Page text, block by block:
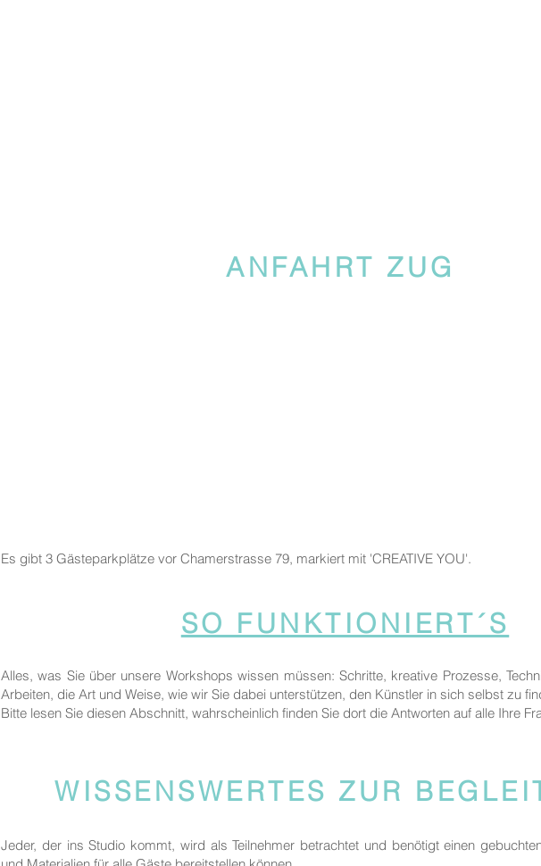
ANFAHRT ZUG
Es gibt 3 Gästeparkplätze vor Chamerstrasse 79, markiert mit 'CREATIVE YOU'.
SO FUNKTIONIERT´S
Alles, was Sie über unsere Workshops wissen müssen: Schritte, kreative Prozesse,
Arbeiten, die Art und Weise, wie wir Sie dabei unterstützen, den Künstler in sich selbst zu
Bitte lesen Sie diesen Abschnitt, wahrscheinlich finden Sie dort die Antworten auf alle Ihre
WISSENSWERTES ZUR
Jeder, der ins Studio kommt, wird als Teilnehmer betrachtet und benötigt einen